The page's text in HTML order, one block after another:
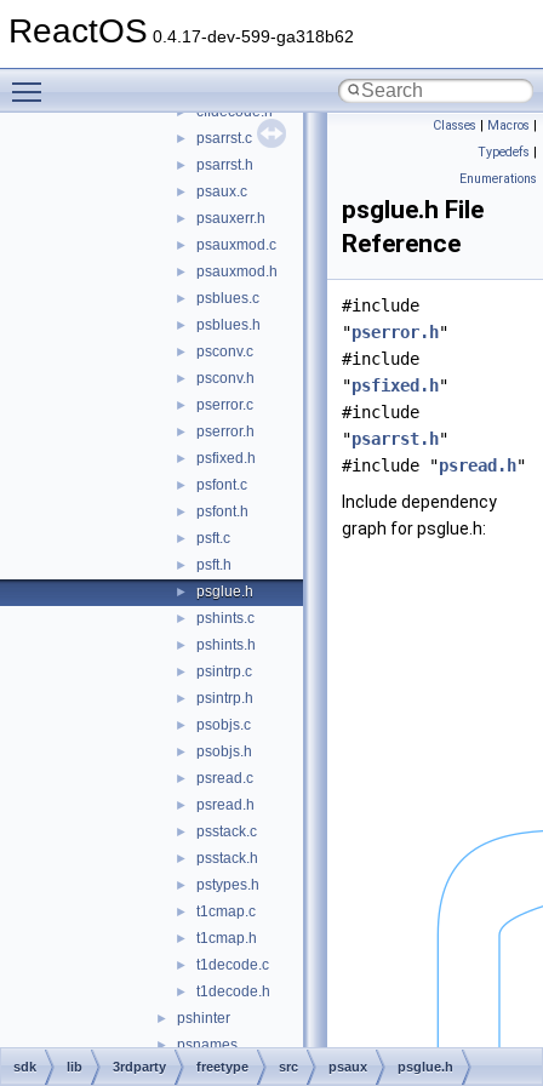
ReactOS 0.4.17-dev-599-ga318b62
► afmparse.c
► cffdecode.h
► psarrst.c
► psarrst.h
► psaux.c
► psauxerr.h
► psauxmod.c
► psauxmod.h
► psblues.c
► psblues.h
► psconv.c
► psconv.h
► pserror.c
► pserror.h
► psfixed.h
► psfont.c
► psfont.h
► psft.c
► psft.h
► psglue.h
► pshints.c
► pshints.h
► psintrp.c
► psintrp.h
► psobjs.c
► psobjs.h
► psread.c
► psread.h
► psstack.c
► psstack.h
► pstypes.h
► t1cmap.c
► t1cmap.h
► t1decode.c
► t1decode.h
► pshinter
► psnames
► raster
Classes | Macros |
Typedefs |
Enumerations
psglue.h File
Reference
#include
"pserror.h"
#include
"psfixed.h"
#include
"psarrst.h"
#include "psread.h"
Include dependency
graph for psglue.h:
sdk lib 3rdparty freetype src psaux psglue.h